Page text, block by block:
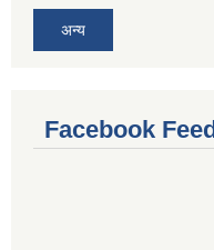
अन्य
Facebook Feed